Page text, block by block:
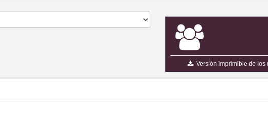
Versión imprimible de